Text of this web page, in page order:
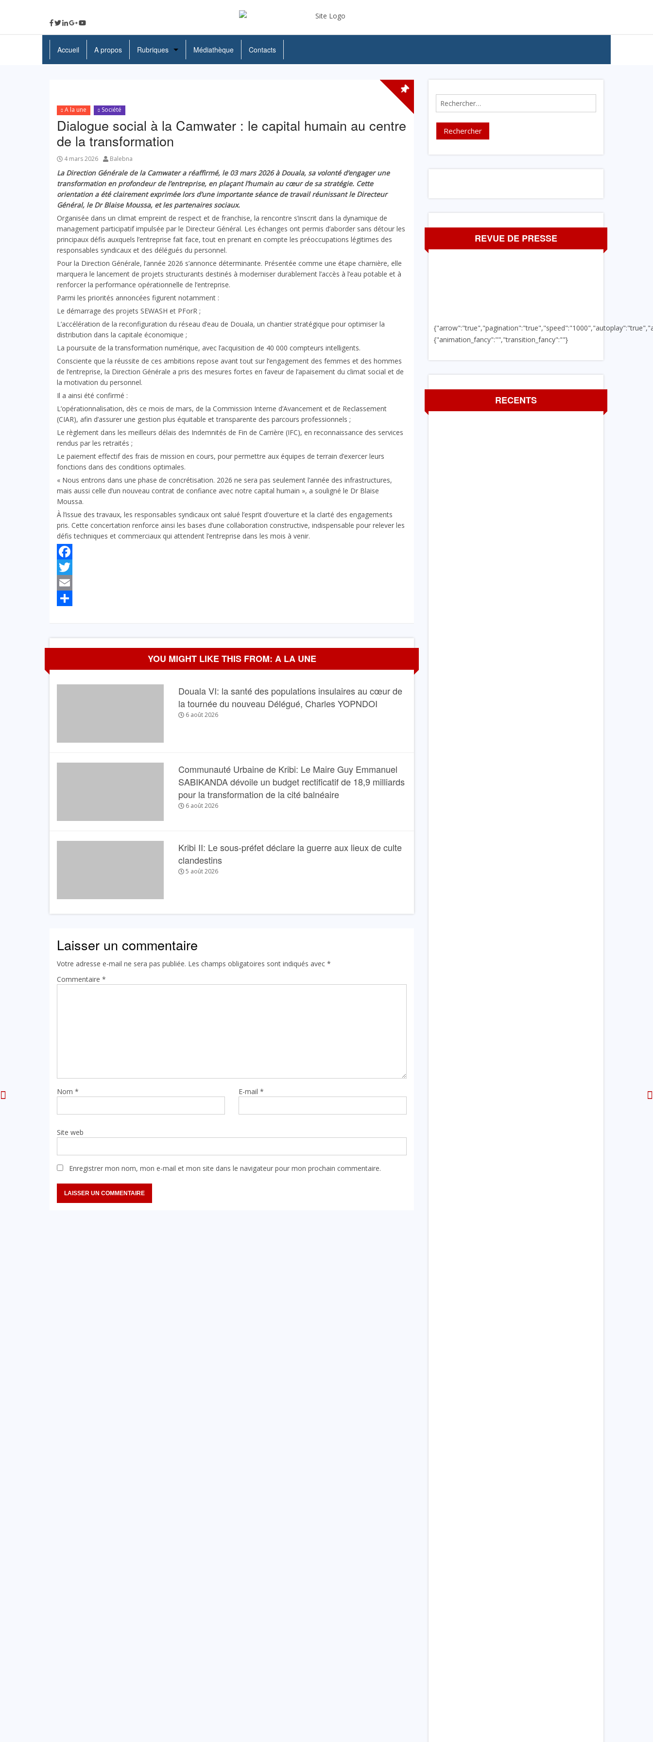
Accueil A propos Rubriques
Education
Santé
Culture
Médiathèque Contacts
A la une Société
Dialogue social à la Camwater : le capital humain au centre
de la transformation
4 mars 2026 Balebna
La Direction Générale de la Camwater a réaffirmé, le 03 mars 2026 à Douala, sa volonté d’engager une
transformation en profondeur de l’entreprise, en plaçant l’humain au cœur de sa stratégie. Cette
orientation a été clairement exprimée lors d’une importante séance de travail réunissant le Directeur
Général, le Dr Blaise Moussa, et les partenaires sociaux.
Organisée dans un climat empreint de respect et de franchise, la rencontre s’inscrit dans la dynamique de
management participatif impulsée par le Directeur Général. Les échanges ont permis d’aborder sans détour les
principaux défis auxquels l’entreprise fait face, tout en prenant en compte les préoccupations légitimes des
responsables syndicaux et des délégués du personnel.
Pour la Direction Générale, l’année 2026 s’annonce déterminante. Présentée comme une étape charnière, elle
marquera le lancement de projets structurants destinés à moderniser durablement l’accès à l’eau potable et à
renforcer la performance opérationnelle de l’entreprise.
Parmi les priorités annoncées figurent notamment :
Le démarrage des projets SEWASH et PForR ;
L’accélération de la reconfiguration du réseau d’eau de Douala, un chantier stratégique pour optimiser la
distribution dans la capitale économique ;
La poursuite de la transformation numérique, avec l’acquisition de 40 000 compteurs intelligents.
Consciente que la réussite de ces ambitions repose avant tout sur l’engagement des femmes et des hommes
de l’entreprise, la Direction Générale a pris des mesures fortes en faveur de l’apaisement du climat social et de
la motivation du personnel.
Il a ainsi été confirmé :
L’opérationnalisation, dès ce mois de mars, de la Commission Interne d’Avancement et de Reclassement
(CIAR), afin d’assurer une gestion plus équitable et transparente des parcours professionnels ;
Le règlement dans les meilleurs délais des Indemnités de Fin de Carrière (IFC), en reconnaissance des services
rendus par les retraités ;
Le paiement effectif des frais de mission en cours, pour permettre aux équipes de terrain d’exercer leurs
fonctions dans des conditions optimales.
« Nous entrons dans une phase de concrétisation. 2026 ne sera pas seulement l’année des infrastructures,
mais aussi celle d’un nouveau contrat de confiance avec notre capital humain », a souligné le Dr Blaise
Moussa.
À l’issue des travaux, les responsables syndicaux ont salué l’esprit d’ouverture et la clarté des engagements
pris. Cette concertation renforce ainsi les bases d’une collaboration constructive, indispensable pour relever les
défis techniques et commerciaux qui attendent l’entreprise dans les mois à venir.
Facebook
Twitter
Email
YOU MIGHT LIKE THIS FROM: A LA UNE
Douala VI: la santé des populations insulaires au cœur de
la tournée du nouveau Délégué, Charles YOPNDOI
6 août 2026
Communauté Urbaine de Kribi: Le Maire Guy Emmanuel
SABIKANDA dévoile un budget rectificatif de 18,9 milliards
pour la transformation de la cité balnéaire
6 août 2026
Kribi II: Le sous-préfet déclare la guerre aux lieux de culte
clandestins
5 août 2026
Laisser un commentaire
Votre adresse e-mail ne sera pas publiée. Les champs obligatoires sont indiqués avec *
Commentaire *
Nom * E-mail*
Site web
Enregistrer mon nom, mon e-mail et mon site dans le navigateur pour mon prochain commentaire.
Rechercher :
REVUE DE PRESSE
{"animation_fancy":"","transition_fancy":""}
RECENTS